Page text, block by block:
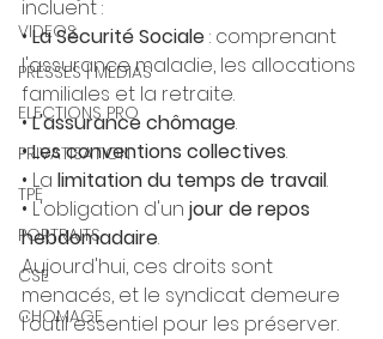
VIDEOS
PRESSES | MEDIAS
ELECTIONS PRO
PRIVATISATION
TPE
PORTRAITS
CSE
CHOMAGE
incluent :
• La Sécurité Sociale : comprenant
l'assurance maladie, les allocations
familiales et la retraite.
• L'assurance chômage.
• Les conventions collectives.
• La limitation du temps de travail.
• L'obligation d'un jour de repos
hebdomadaire.
Aujourd'hui, ces droits sont
menacés, et le syndicat demeure
l'outil essentiel pour les préserver.